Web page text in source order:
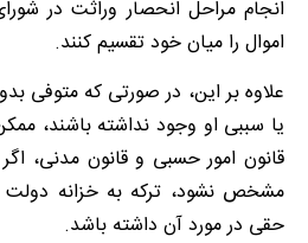
انجام مراحل انحصار وراثت در
اموال را میان خود تقسیم کنند.
علاوه بر این، در صورتی که متوفی
یا سببی او وجود نداشته باشند،
قانون امور حسبی و قانون مدنی،
مشخص نشود، ترکه به خزانه
حقی در مورد آن داشته باشد.